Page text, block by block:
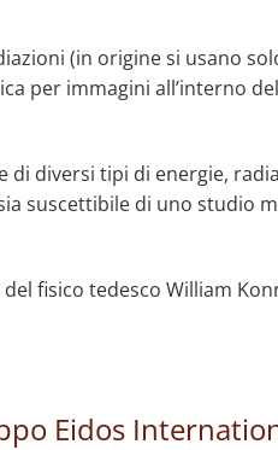
(in origine si usano
per immagini all’interno
diversi tipi di energie,
suscettibile di uno studio
fisico tedesco William
Eidos